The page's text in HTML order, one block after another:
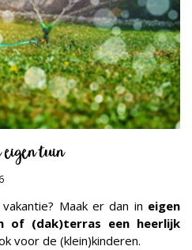
eigen tuin
Maak er dan in eigen
of (dak)terras een heerlijk
voor de (klein)kinderen.